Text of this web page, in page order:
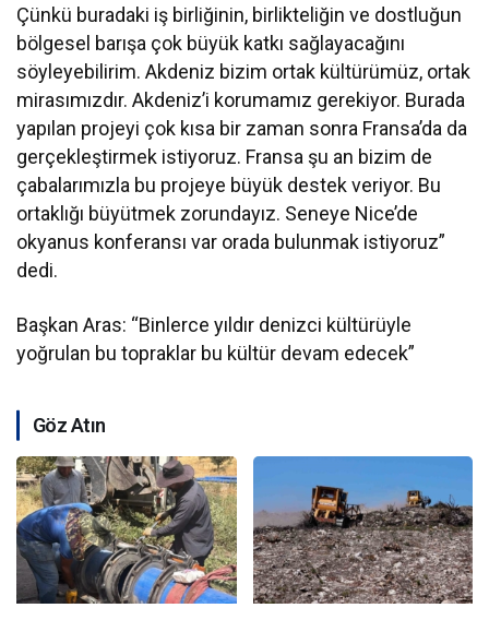
Çünkü buradaki iş birliğinin, birlikteliğin ve dostluğun
bölgesel barışa çok büyük katkı sağlayacağını
söyleyebilirim. Akdeniz bizim ortak kültürümüz, ortak
mirasımızdır. Akdeniz’i korumamız gerekiyor. Burada
yapılan projeyi çok kısa bir zaman sonra Fransa’da da
gerçekleştirmek istiyoruz. Fransa şu an bizim de
çabalarımızla bu projeye büyük destek veriyor. Bu
ortaklığı büyütmek zorundayız. Seneye Nice’de
okyanus konferansı var orada bulunmak istiyoruz”
dedi.
Başkan Aras: “Binlerce yıldır denizci kültürüyle
yoğrulan bu topraklar bu kültür devam edecek”
Göz Atın